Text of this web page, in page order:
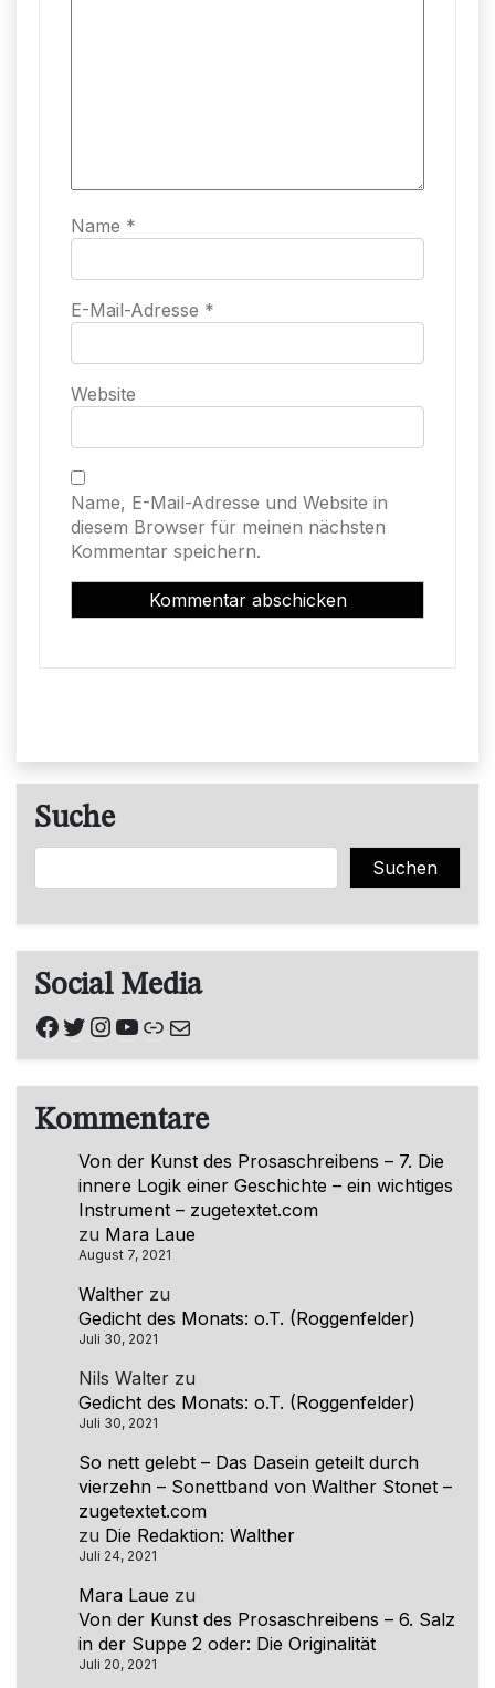
Name *
E-Mail-Adresse *
Website
Name, E-Mail-Adresse und Website in
diesem Browser für meinen nächsten
Kommentar speichern.
Suche
Suchen
Social Media
Facebook
Twitter
Instagram
YouTube
Link
E-Mail
Kommentare
Von der Kunst des Prosaschreibens – 7. Die
innere Logik einer Geschichte – ein wichtiges
Instrument – zugetextet.com
zu Mara Laue
August 7, 2021
Walther zu
Gedicht des Monats: o.T. (Roggenfelder)
Juli 30, 2021
Nils Walter zu
Gedicht des Monats: o.T. (Roggenfelder)
Juli 30, 2021
So nett gelebt – Das Dasein geteilt durch
vierzehn – Sonettband von Walther Stonet –
zugetextet.com
zu Die Redaktion: Walther
Juli 24, 2021
Mara Laue zu
Von der Kunst des Prosaschreibens – 6. Salz
in der Suppe 2 oder: Die Originalität
Juli 20, 2021